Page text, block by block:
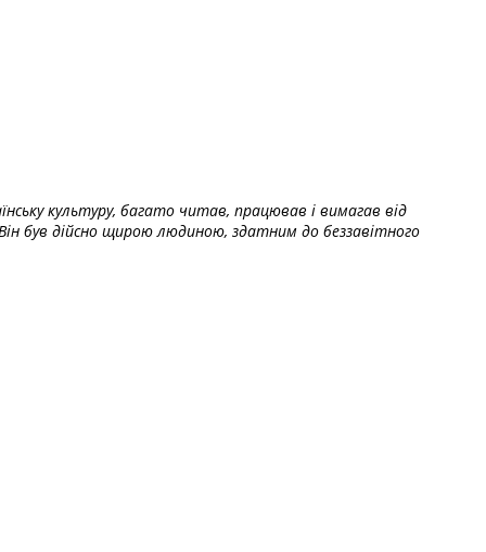
культуру, багато читав, працював і вимагав від
був дійсно щирою людиною, здатним до беззавітного